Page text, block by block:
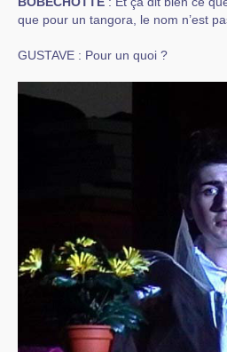
que pour un tangora, le nom n’est
GUSTAVE : Pour un quoi ?